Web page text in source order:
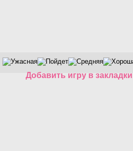
Добавить игру в